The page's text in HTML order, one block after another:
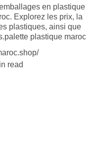
en plastique
Explorez les prix, la
plastiques, ainsi que
plastique maroc
read